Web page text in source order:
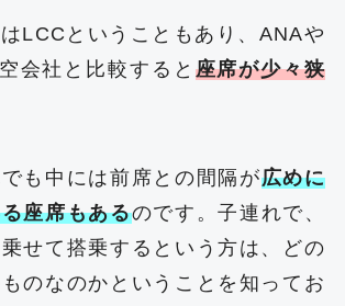
LCCということもあり、ANAや
会社と比較すると 座席が少々狭
も中には前席との間隔が広めに
座席もあるのです。子連れで、
せて搭乗するという方は、どの
のなのかということを知ってお